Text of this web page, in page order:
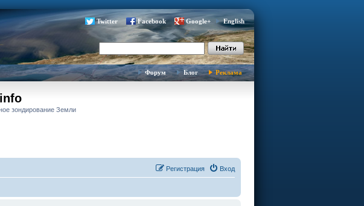
Twitter Facebook Google+ English
Форум Блог Реклама
зондирование Земли
Вход
Регистрация